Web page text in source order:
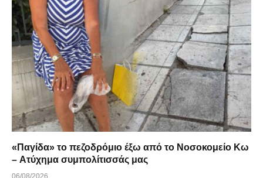
«Παγίδα» το πεζοδρόμιο έξω από το Νοσοκομείο Κω
– Ατύχημα συμπολίτισσάς μας